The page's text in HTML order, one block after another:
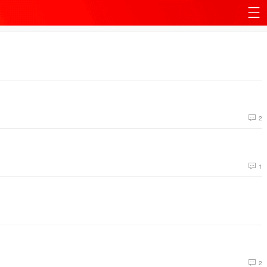
2
1
2